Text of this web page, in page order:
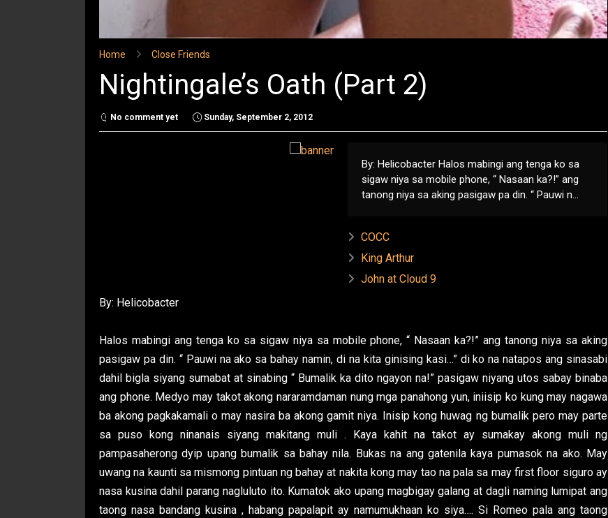
Home Close Friends
Nightingale’s Oath (Part 2)
No comment yet Sunday, September 2, 2012
By: Helicobacter Halos mabingi ang tenga ko sa
sigaw niya sa mobile phone, “ Nasaan ka?!” ang
tanong niya sa aking pasigaw pa din. “ Pauwi n...
COCC
King Arthur
John at Cloud 9
By: Helicobacter
Halos mabingi ang tenga ko sa sigaw niya sa mobile phone, “ Nasaan ka?!” ang tanong niya sa aking
pasigaw pa din. “ Pauwi na ako sa bahay namin, di na kita ginising kasi…” di ko na natapos ang sinasabi
dahil bigla siyang sumabat at sinabing “ Bumalik ka dito ngayon na!” pasigaw niyang utos sabay binaba
ang phone. Medyo may takot akong nararamdaman nung mga panahong yun, iniisip ko kung may nagawa
ba akong pagkakamali o may nasira ba akong gamit niya. Inisip kong huwag ng bumalik pero may parte
sa puso kong ninanais siyang makitang muli . Kaya kahit na takot ay sumakay akong muli ng
pampasaherong dyip upang bumalik sa bahay nila. Bukas na ang gatenila kaya pumasok na ako. May
uwang na kaunti sa mismong pintuan ng bahay at nakita kong may tao na pala sa may first floor siguro ay
nasa kusina dahil parang nagluluto ito. Kumatok ako upang magbigay galang at dagli naming lumipat ang
taong nasa bandang kusina , habang papalapit ay namumukhaan ko siya…. Si Romeo pala ang taong